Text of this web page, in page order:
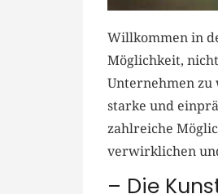
Willkommen in
Möglichkeit,
Unternehmen
⁢starke und
zahlreiche
verwirklichen
– Die